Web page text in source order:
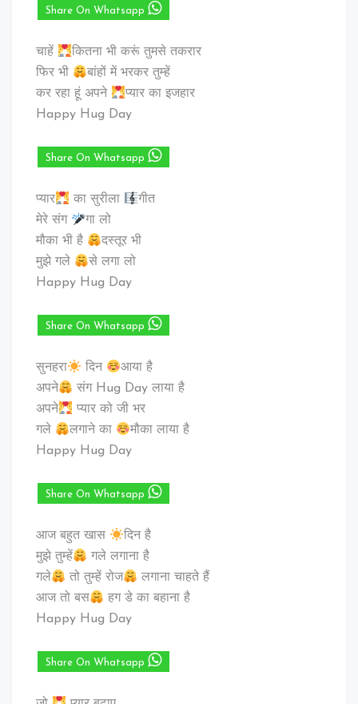
Share On Whatsapp
चाहें
कितना भी करूं तुमसे तकरार
फिर भी
बांहों में भरकर तुम्हें
कर रहा हूं अपने
प्यार का इजहार
Happy Hug Day
Share On Whatsapp
प्यार का सुरीला
गीत
मेरे संग
गा लो
मौका भी है
दस्तूर भी
मुझे गले
से लगा लो
Happy Hug Day
Share On Whatsapp
सुनहरा दिन
आया है
अपने
संग Hug Day लाया है
अपने
प्यार को जी भर
गले
लगाने का
मौका लाया है
Happy Hug Day
Share On Whatsapp
आज बहुत खास
दिन है
मुझे तुम्हें
गले लगाना है
गले
तो तुम्हें रोज
लगाना चाहते हैं
आज तो बस
हग डे का बहाना है
Happy Hug Day
Share On Whatsapp